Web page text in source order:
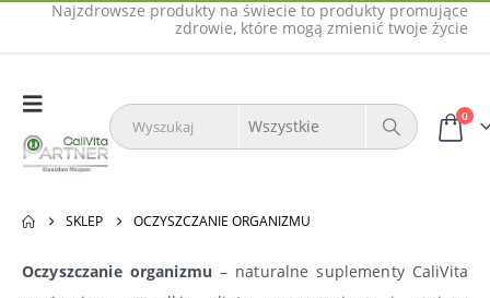
Najzdrowsze produkty na świecie to produkty promujące
zdrowie, które mogą zmienić twoje życie
0
SKLEP OCZYSZCZANIE ORGANIZMU
Oczyszczanie organizmu – naturalne suplementy CaliVita